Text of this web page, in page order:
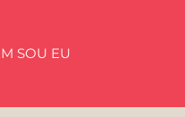
SOU EU